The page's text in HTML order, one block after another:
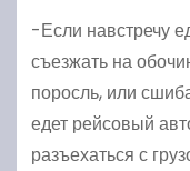
-Если навстречу
съезжать на
поросль, или
едет рейсовый
разъехаться с